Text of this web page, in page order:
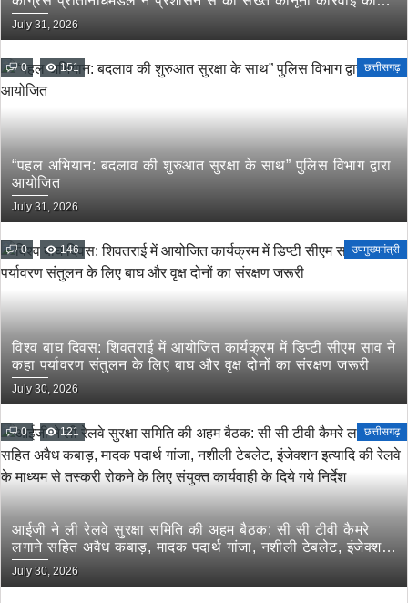
मांग
July 31, 2026
0 151 छत्तीसगढ़
“पहल अभियान: बदलाव की शुरुआत सुरक्षा के साथ” पुलिस विभाग द्वारा
आयोजित
July 31, 2026
0 146 उपमुख्यमंत्री
विश्व बाघ दिवस: शिवतराई में आयोजित कार्यक्रम में डिप्टी सीएम साव ने
कहा पर्यावरण संतुलन के लिए बाघ और वृक्ष दोनों का संरक्षण जरूरी
July 30, 2026
0 121 छत्तीसगढ़
आईजी ने ली रेलवे सुरक्षा समिति की अहम बैठक: सी सी टीवी कैमरे
लगाने सहित अवैध कबाड़, मादक पदार्थ गांजा, नशीली टेबलेट, इंजेक्शन
इत्यादि की रेलवे के माध्यम से तस्करी रोकने के लिए संयुक्त कार्यवाही
के दिये गये निर्देश
July 30, 2026